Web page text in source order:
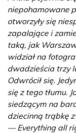
niepohamowane
otworzyły się
zapalające i
taką, jak
widział na
dwadzieścia trzy
Odwrócił się.
się z tego tłumu.
siedzącym na
dziecinną trąbkę
— Everything all